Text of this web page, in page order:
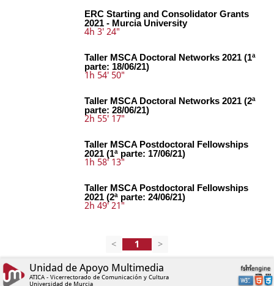
ERC Starting and Consolidator Grants
2021 - Murcia University
4h 3' 24"
Taller MSCA Doctoral Networks 2021 (1ª
parte: 18/06/21)
1h 54' 50"
Taller MSCA Doctoral Networks 2021 (2ª
parte: 28/06/21)
2h 55' 17"
Taller MSCA Postdoctoral Fellowships
2021 (1ª parte: 17/06/21)
1h 58' 13"
Taller MSCA Postdoctoral Fellowships
2021 (2ª parte: 24/06/21)
2h 49' 21"
< >
Unidad de Apoyo Multimedia
ATICA - Vicerrectorado de Comunicación y Cultura
Universidad de Murcia